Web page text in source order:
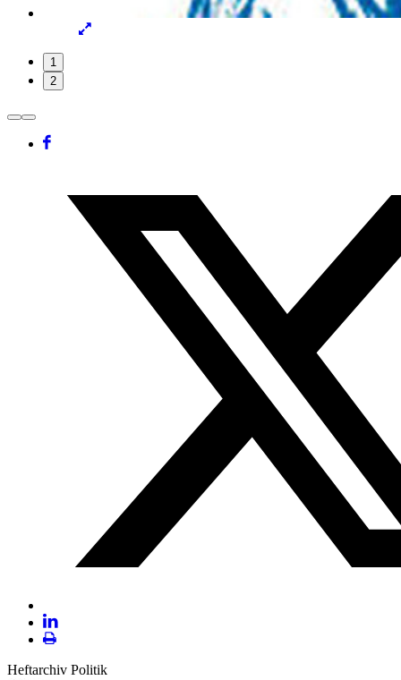
Lightbox
Folie
1
2
Plattform
X
LinekdIn
ausdrucken
Heftarchiv Politik